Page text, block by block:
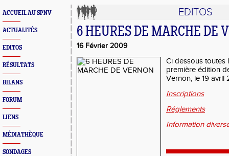
ACCUEIL AU SPNV
ACTUALITÉS
EDITOS
RÉSULTATS
BILANS
FORUM
LIENS
MÉDIATHÈQUE
SONDAGES
EDITOS
6 HEURES DE MARCHE DE
16 Février 2009
Ci dessous toutes
première édition
Vernon, le 19 avril
Inscriptions
Réglements
Information